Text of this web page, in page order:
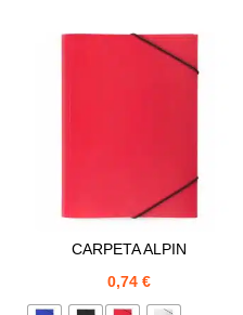
CARPETA ALPIN
0,74€